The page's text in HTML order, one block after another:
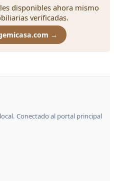
disponibles ahora mismo
verificadas.
→
Conectado al portal principal